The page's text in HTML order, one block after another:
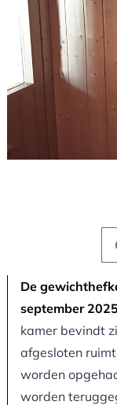
De
september 2025
kamer bevindt
afgesloten
worden
worden